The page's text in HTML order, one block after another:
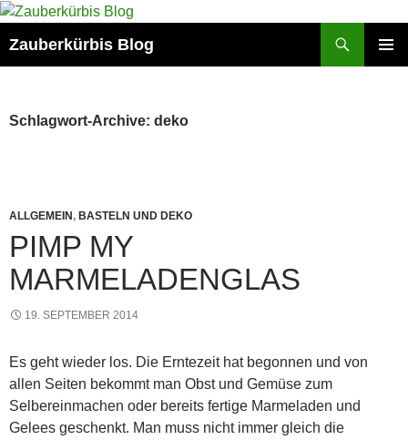
Zauberkürbis Blog
Schlagwort-Archive: deko
ALLGEMEIN, BASTELN UND DEKO
PIMP MY
MARMELADENGLAS
19. SEPTEMBER 2014
Es geht wieder los. Die Erntezeit hat begonnen und von
allen Seiten bekommt man Obst und Gemüse zum
Selbereinmachen oder bereits fertige Marmeladen und
Gelees geschenkt. Man muss nicht immer gleich die